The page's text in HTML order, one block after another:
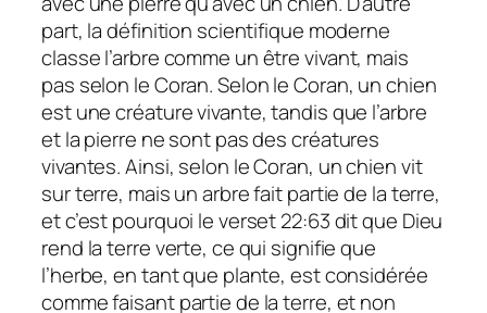
part, la définition scientifique moderne
classe l’arbre comme un être vivant, mais
pas selon le Coran. Selon le Coran, un chien
est une créature vivante, tandis que l’arbre
et la pierre ne sont pas des créatures
vivantes. Ainsi, selon le Coran, un chien vit
sur terre, mais un arbre fait partie de la terre,
et c’est pourquoi le verset 22:63 dit que Dieu
rend la terre verte, ce qui signifie que
l’herbe, en tant que plante, est considérée
comme faisant partie de la terre, et non